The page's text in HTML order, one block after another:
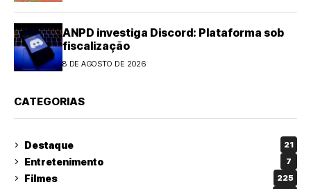
ANPD investiga Discord: Plataforma sob
fiscalização
8 DE AGOSTO DE 2026
CATEGORIAS
Destaque 21
Entretenimento 7
Filmes 225